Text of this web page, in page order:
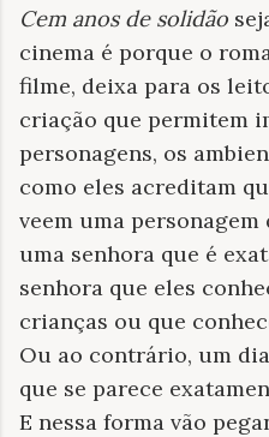
Cem anos de solidão
cinema é porque o
filme, deixa para os
criação que permitem
personagens, os
como eles acreditam
veem uma
uma senhora que é
senhora que eles
crianças ou que
Ou ao contrário, um
que se parece
E nessa forma vão